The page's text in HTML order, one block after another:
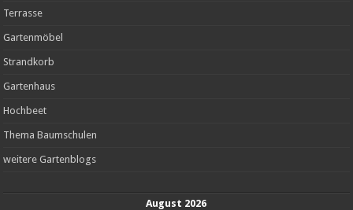
Terrasse
Gartenmöbel
Strandkorb
Gartenhaus
Hochbeet
Thema Baumschulen
weitere Gartenblogs
August 2026